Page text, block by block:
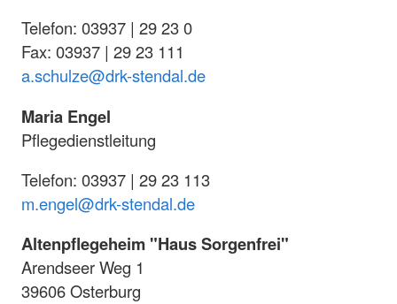
Telefon: 03937 | 29 23 0
Fax: 03937 | 29 23 111
a.schulze@drk-stendal.de
Maria Engel
Pflegedienstleitung
Telefon: 03937 | 29 23 113
m.engel@drk-stendal.de
Altenpflegeheim "Haus Sorgenfrei"
Arendseer Weg 1
39606 Osterburg